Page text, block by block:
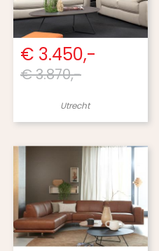
€ 3.450,-
€ 3.870,-
Utrecht